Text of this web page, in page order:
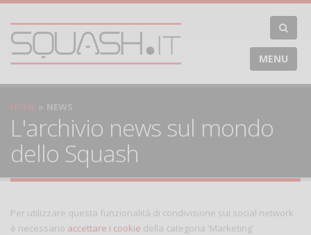
MENU
HOME NEWS
L'archivio news sul mondo
dello Squash
Per utilizzare questa funzionalità di condivisione sui social network
è necessario accettare i cookie della categoria 'Marketing'